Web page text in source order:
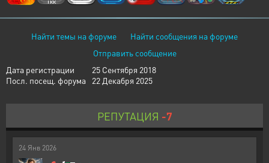
Найти темы на форуме
Найти сообщения на форуме
Отправить сообщение
Дата регистрации
25 Сентября 2018
Посл. посещ. форума
22 Декабря 2025
РЕПУТАЦИЯ -7
24 Янв 2026